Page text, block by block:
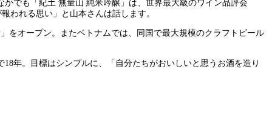
でも「紀土 無量山 純米吟醸」は、世界最大級のワイン品評会
われる思い」と山本さんは話します。
をオープン。またベトナムでは、同国で最大規模のクラフトビール
年。目標はシンプルに、「自分たちがおいしいと思うお酒を造り